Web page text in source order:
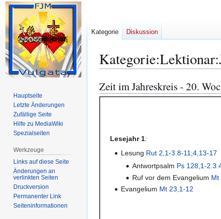
Kategorie:
Zur
Navigation
Zur
Suche
Zeit im Jahreskreis - 20.
Lesejahr 1:
Lesung Rut 2,1-3.8-11;4,13-17
Antwortpsalm Ps 128,1-
Ruf vor dem Evangelium Mt
Evangelium Mt 23,1-12
Kategorie Diskussion
Hauptseite
Letzte Änderungen
Zufällige Seite
Hilfe zu MediaWiki
Spezialseiten
Werkzeuge
Links auf diese Seite
Änderungen an
verlinkten Seiten
Druckversion
Permanenter Link
Seiten­­informationen